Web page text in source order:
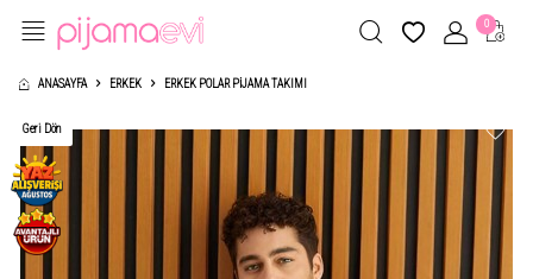
0
ANASAYFA ERKEK ERKEK POLAR PIJAMA TAKIMI
Geri Dön